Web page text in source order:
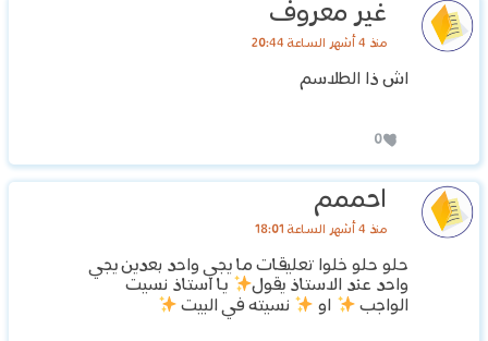
غير معروف
منذ 4 أشهر الساعة 20:44
اش ذا الطلاسم
0
احممم
منذ 4 أشهر الساعة 18:01
حلو حلو خلوا تعليقات ما يجي واحد بعدين يجي
واحد عند الاستاذ يقول
يا استاذ نسيت
الواجب
او نسيته في البيت